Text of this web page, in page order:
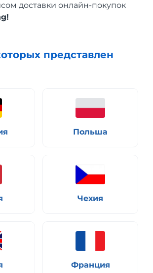
доставки онлайн-покупок
представлен
Польша
Чехия
Франция